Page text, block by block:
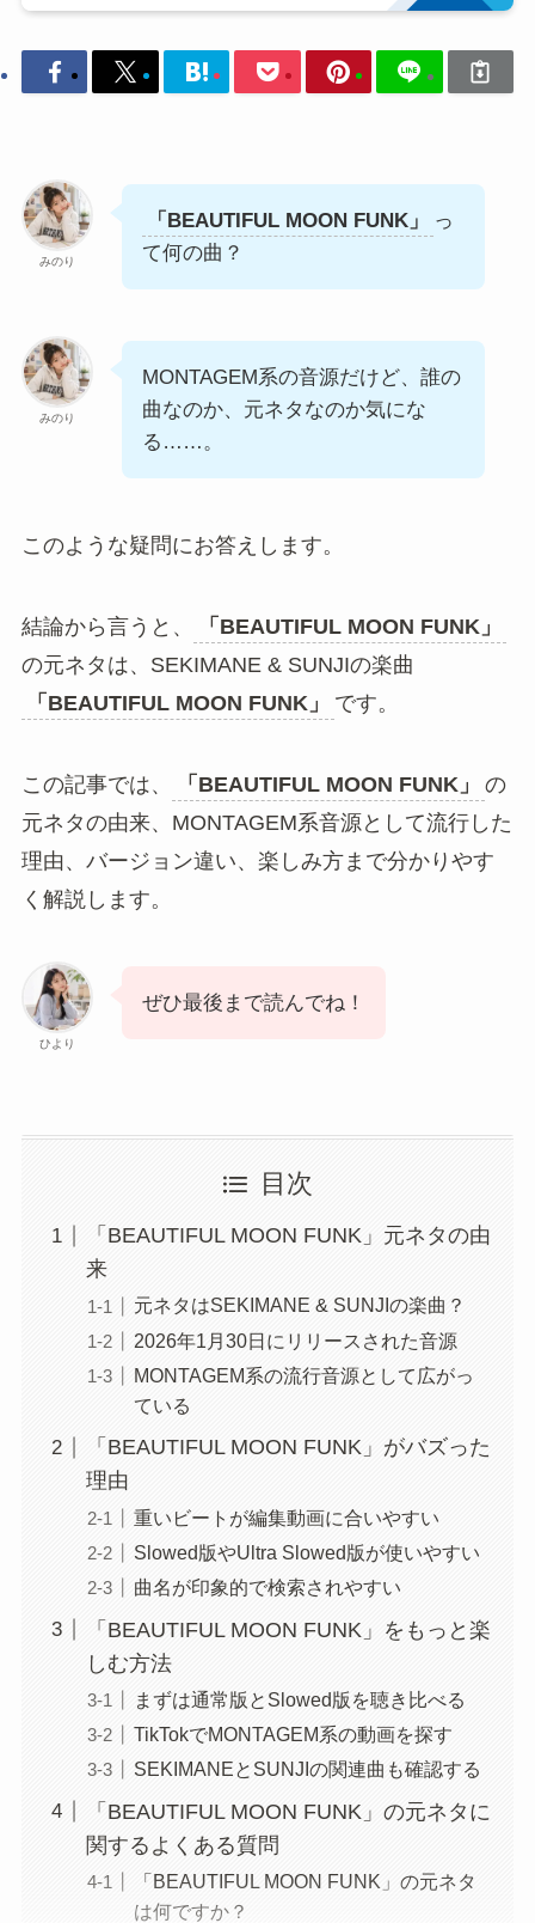
みのり
「BEAUTIFUL MOON FUNK」
っ
て何の曲？
みのり
MONTAGEM系の音源だけど、誰の
曲なのか、元ネタなのか気にな
る……。
このような疑問にお答えします。
結論から言うと、
「BEAUTIFUL MOON FUNK」
の元ネタは、SEKIMANE & SUNJIの楽曲
「BEAUTIFUL MOON FUNK」
です。
この記事では、 「BEAUTIFUL MOON FUNK」
の
元ネタの由来、MONTAGEM系音源として流行した
理由、バージョン違い、楽しみ方まで分かりやす
く解説します。
ひより
ぜひ最後まで読んでね！
目次
「BEAUTIFUL MOON FUNK」元ネタの由
来
元ネタはSEKIMANE & SUNJIの楽曲？
2026年1月30日にリリースされた音源
MONTAGEM系の流行音源として広がっ
ている
「BEAUTIFUL MOON FUNK」がバズった
理由
重いビートが編集動画に合いやすい
Slowed版やUltra Slowed版が使いやすい
曲名が印象的で検索されやすい
「BEAUTIFUL MOON FUNK」をもっと楽
しむ方法
まずは通常版とSlowed版を聴き比べる
TikTokでMONTAGEM系の動画を探す
SEKIMANEとSUNJIの関連曲も確認する
「BEAUTIFUL MOON FUNK」の元ネタに
関するよくある質問
「BEAUTIFUL MOON FUNK」の元ネタ
は何ですか？